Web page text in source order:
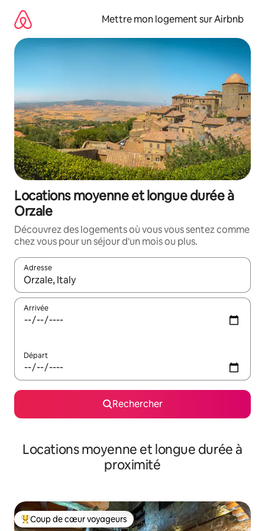
directement
contenu
Mettre mon logement sur Airbnb
Locations moyenne et longue durée à
Orzale
Découvrez des logements où vous vous sentez comme
chez vous pour un séjour d'un mois ou plus.
Adresse
Lorsque les résultats s'affichent, utilisez les flèches vers le
Arrivée
Départ
Rechercher
Locations moyenne et longue durée à
proximité
Coups de cœur voyageurs les plus appréciés
Coup de cœur voyageurs